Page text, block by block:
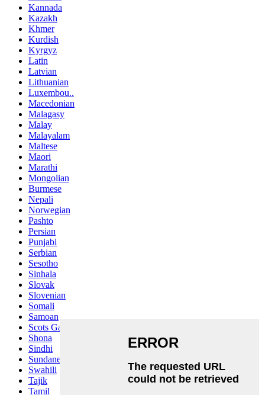
Kannada
Kazakh
Khmer
Kurdish
Kyrgyz
Latin
Latvian
Lithuanian
Luxembou..
Macedonian
Malagasy
Malay
Malayalam
Maltese
Maori
Marathi
Mongolian
Burmese
Nepali
Norwegian
Pashto
Persian
Punjabi
Serbian
Sesotho
Sinhala
Slovak
Slovenian
Somali
Samoan
Scots Gaelic
Shona
Sindhi
Sundanese
Swahili
Tajik
Tamil